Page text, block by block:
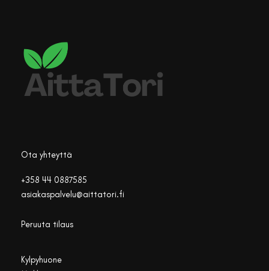
Ota yhteyttä
+358 44 0887585
asiakaspalvelu@aittatori.fi
Peruuta tilaus
Kylpyhuone